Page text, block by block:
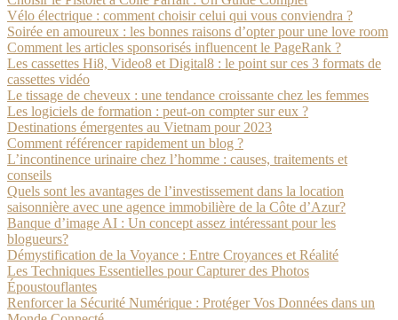
Vélo électrique : comment choisir celui qui vous conviendra ?
Soirée en amoureux : les bonnes raisons d’opter pour une love room
Comment les articles sponsorisés influencent le PageRank ?
Les cassettes Hi8, Video8 et Digital8 : le point sur ces 3 formats de
cassettes vidéo
Le tissage de cheveux : une tendance croissante chez les femmes
Les logiciels de formation : peut-on compter sur eux ?
Destinations émergentes au Vietnam pour 2023
Comment référencer rapidement un blog ?
L’incontinence urinaire chez l’homme : causes, traitements et
conseils
Quels sont les avantages de l’investissement dans la location
saisonnière avec une agence immobilière de la Côte d’Azur?
Banque d’image AI : Un concept assez intéressant pour les
blogueurs?
Démystification de la Voyance : Entre Croyances et Réalité
Les Techniques Essentielles pour Capturer des Photos
Époustouflantes
Renforcer la Sécurité Numérique : Protéger Vos Données dans un